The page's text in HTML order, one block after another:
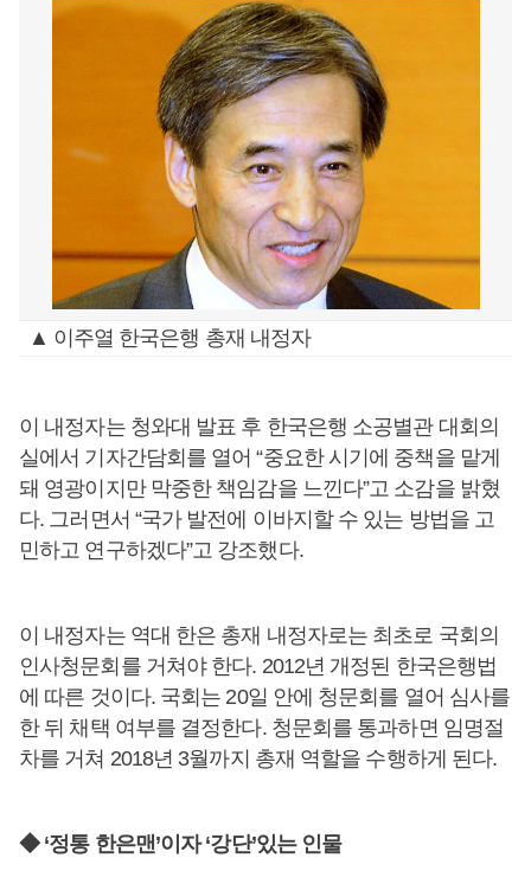
▲ 이주열 한국은행 총재 내정자
이 내정자는 청와대 발표 후 한국은행 소공별관 대회의
실에서 기자간담회를 열어 “중요한 시기에 중책을 맡게
돼 영광이지만 막중한 책임감을 느낀다”고 소감을 밝혔
다. 그러면서 “국가 발전에 이바지할 수 있는 방법을 고
민하고 연구하겠다”고 강조했다.
이 내정자는 역대 한은 총재 내정자로는 최초로 국회의
인사청문회를 거쳐야 한다. 2012년 개정된 한국은행법
에 따른 것이다. 국회는 20일 안에 청문회를 열어 심사를
한 뒤 채택 여부를 결정한다. 청문회를 통과하면 임명절
차를 거쳐 2018년 3월까지 총재 역할을 수행하게 된다.
◆ ‘정통 한은맨’이자 ‘강단’있는 인물